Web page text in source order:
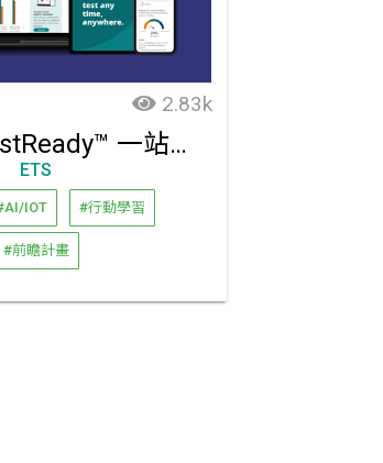
2.83k
TOEFL® TestReady™ 一站式備考平台
ETS
IOT #行動學習
#前瞻計畫